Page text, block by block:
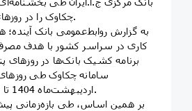
چکاوک را در روزهای پنج‌شنبه اعلام کرد.
به گزارش روابط‌عمومی بانک آینده؛
کاری در سراسر کشور با هدف مصرف
برنامه کشیک بانک‌ها در
اردیبهشت‌ماه 1404 تا اطلاع ثانوی اعلام شد.
بر همین اساس، طی بازه‌زمانی